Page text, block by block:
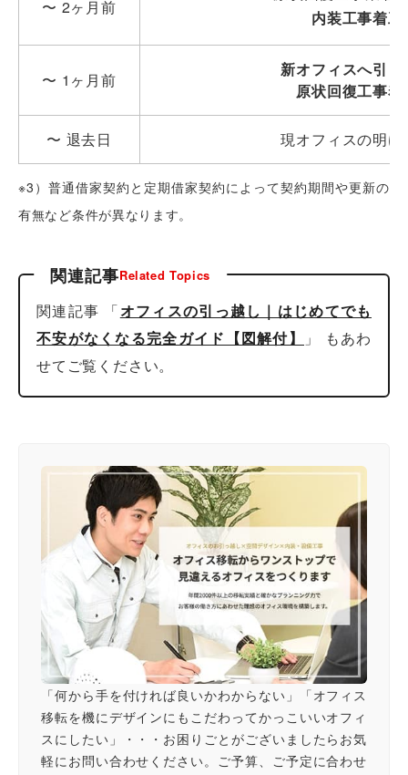
〜 2ヶ月前
内装工事着工
〜 1ヶ月前
新オフィスへ引っ
原状回復工事着
〜 退去日 現オフィスの明け
※3）普通借家契約と定期借家契約によって契約期間や更新の
有無など条件が異なります。
関連記事Related Topics
関連記事 「オフィスの引っ越し｜はじめてでも
不安がなくなる完全ガイド【図解付】
」 もあわ
せてご覧ください。
「何から手を付ければ良いかわからない」「オフィス
移転を機にデザインにもこだわってかっこいいオフィ
スにしたい」・・・お困りごとがございましたらお気
軽にお問い合わせください。ご予算、ご予定に合わせ